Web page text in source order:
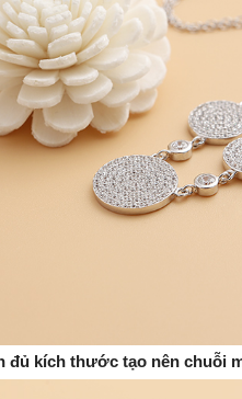
đủ kích thước tạo nên chuỗi